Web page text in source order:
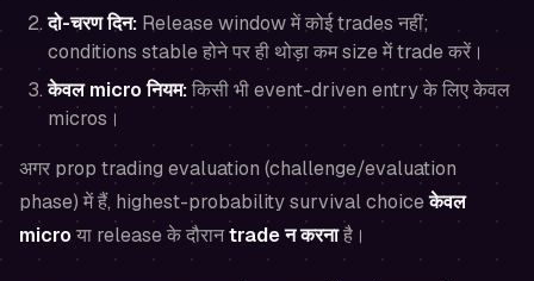
दो-चरण दिन: Release window में कोई trades नहीं;
conditions stable होने पर ही थोड़ा कम size में trade करें।
केवल micro नियम:किसी भी event-driven entry के लिए केवल
micros।
अगर prop trading evaluation (challenge/evaluation
phase) में हैं, highest-probability survival choiceकेवल
microया release के दौरानtrade न करनाहै।